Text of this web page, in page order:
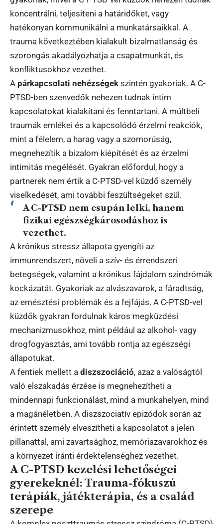
koncentrálni, teljesíteni a határidőket, vagy
hatékonyan kommunikálni a munkatársaikkal. A
trauma következtében kialakult bizalmatlanság és
szorongás akadályozhatja a csapatmunkát, és
konfliktusokhoz vezethet.
A párkapcsolati nehézségek szintén gyakoriak. A C-
PTSD-ben szenvedők nehezen tudnak intim
kapcsolatokat kialakítani és fenntartani. A múltbeli
traumák emlékei és a kapcsolódó érzelmi reakciók,
mint a félelem, a harag vagy a szomorúság,
megnehezítik a bizalom kiépítését és az érzelmi
intimitás megélését. Gyakran előfordul, hogy a
partnerek nem értik a C-PTSD-vel küzdő személy
viselkedését, ami további feszültségeket szül.
A C-PTSD nem csupán lelki, hanem
fizikai egészségkárosodáshoz is
vezethet.
A krónikus stressz állapota gyengíti az
immunrendszert, növeli a szív- és érrendszeri
betegségek, valamint a krónikus fájdalom szindrómák
kockázatát. Gyakoriak az alvászavarok, a fáradtság,
az emésztési problémák és a fejfájás. A C-PTSD-vel
küzdők gyakran fordulnak káros megküzdési
mechanizmusokhoz, mint például az alkohol- vagy
drogfogyasztás, ami tovább rontja az egészségi
állapotukat.
A fentiek mellett a diszszociáció, azaz a valóságtól
való elszakadás érzése is megnehezítheti a
mindennapi funkcionálást, mind a munkahelyen, mind
a magánéletben. A diszszociatív epizódok során az
érintett személy elveszítheti a kapcsolatot a jelen
pillanattal, ami zavartsághoz, memóriazavarokhoz és
a környezet iránti érdektelenséghez vezethet.
A C-PTSD kezelési lehetőségei
gyerekeknél: Trauma-fókuszú
terápiák, játékterápia, és a család
szerepe